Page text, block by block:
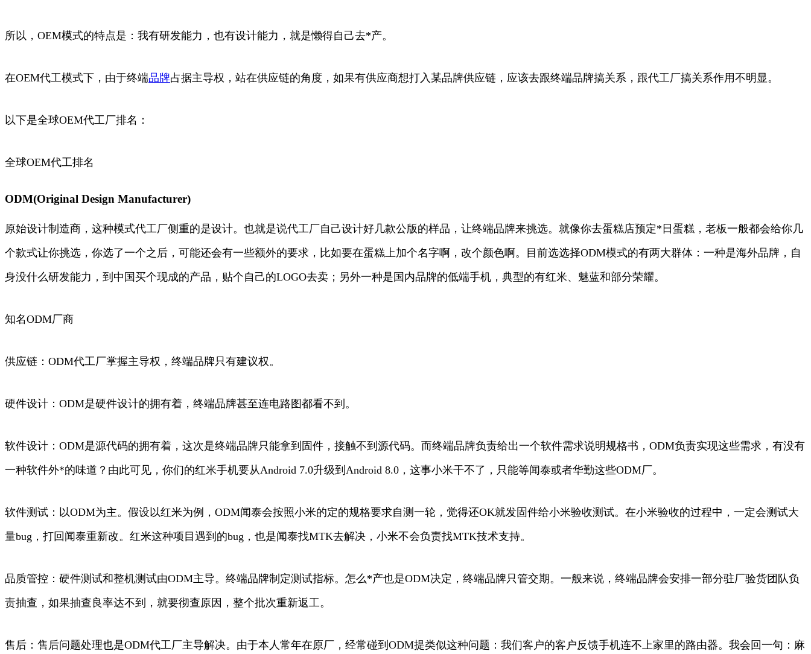
所以，OEM模式的特点是：我有研发能力，也有设计能力，就是懒得自己去*产。
在OEM代工模式下，由于终端品牌占据主导权，站在供应链的角度，如果有供应商想打入某品牌供应链，应该去跟终端品牌搞关系，跟代工厂搞关系作用不明显。
以下是全球OEM代工厂排名：
全球OEM代工排名
ODM(Original Design Manufacturer)
原始设计制造商，这种模式代工厂侧重的是设计。也就是说代工厂自己设计好几款公版的样品，让终端品牌来挑选。就像你去蛋糕店预定*日蛋糕，老板一般都会给你几
个款式让你挑选，你选了一个之后，可能还会有一些额外的要求，比如要在蛋糕上加个名字啊，改个颜色啊。目前选选择ODM模式的有两大群体：一种是海外品牌，自
身没什么研发能力，到中国买个现成的产品，贴个自己的LOGO去卖；另外一种是国内品牌的低端手机，典型的有红米、魅蓝和部分荣耀。
知名ODM厂商
供应链：ODM代工厂掌握主导权，终端品牌只有建议权。
硬件设计：ODM是硬件设计的拥有着，终端品牌甚至连电路图都看不到。
软件设计：ODM是源代码的拥有着，这次是终端品牌只能拿到固件，接触不到源代码。而终端品牌负责给出一个软件需求说明规格书，ODM负责实现这些需求，有没有
一种软件外*的味道？由此可见，你们的红米手机要从Android 7.0升级到Android 8.0，这事小米干不了，只能等闻泰或者华勤这些ODM厂。
软件测试：以ODM为主。假设以红米为例，ODM闻泰会按照小米的定的规格要求自测一轮，觉得还OK就发固件给小米验收测试。在小米验收的过程中，一定会测试大
量bug，打回闻泰重新改。红米这种项目遇到的bug，也是闻泰找MTK去解决，小米不会负责找MTK技术支持。
品质管控：硬件测试和整机测试由ODM主导。终端品牌制定测试指标。怎么*产也是ODM决定，终端品牌只管交期。一般来说，终端品牌会安排一部分驻厂验货团队负
责抽查，如果抽查良率达不到，就要彻查原因，整个批次重新返工。
售后：售后问题处理也是ODM代工厂主导解决。由于本人常年在原厂，经常碰到ODM提类似这种问题：我们客户的客户反馈手机连不上家里的路由器。我会回一句：麻